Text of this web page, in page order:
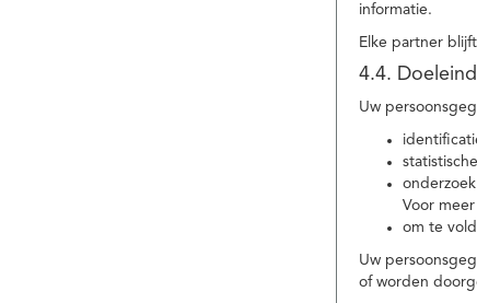
informatie.
Elke partner
4.4.
Uw
Voor
om te
Uw
of worden